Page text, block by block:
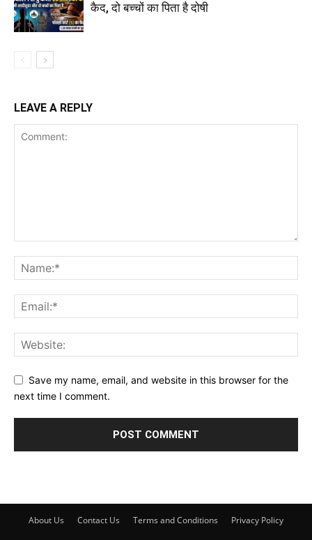
कैद, दो बच्चों का पिता है दोषी
LEAVE A REPLY
Save my name, email, and website in this browser for the
next time I comment.
About Us Contact Us Terms and Conditions Privacy Policy